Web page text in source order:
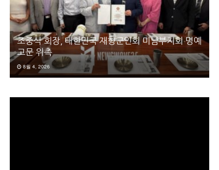
조중식 회장, 대한민국 재향군인회 미남부지회 명예
고문 위촉
8월 4, 2026